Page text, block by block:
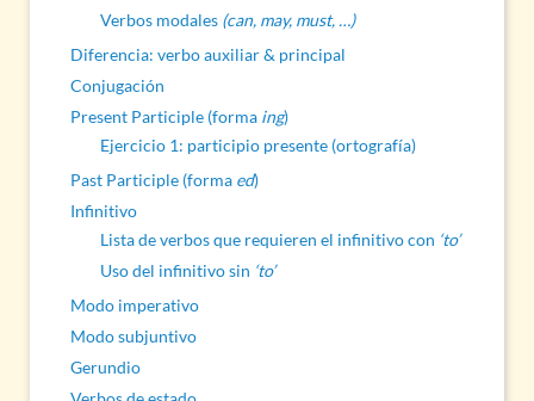
Verbos modales (can, may, must, …)
Diferencia: verbo auxiliar & principal
Conjugación
Present Participle (forma ing)
Ejercicio 1: participio presente (ortografía)
Past Participle (forma ed)
Infinitivo
Lista de verbos que requieren el infinitivo con ‘to’
Uso del infinitivo sin ‘to’
Modo imperativo
Modo subjuntivo
Gerundio